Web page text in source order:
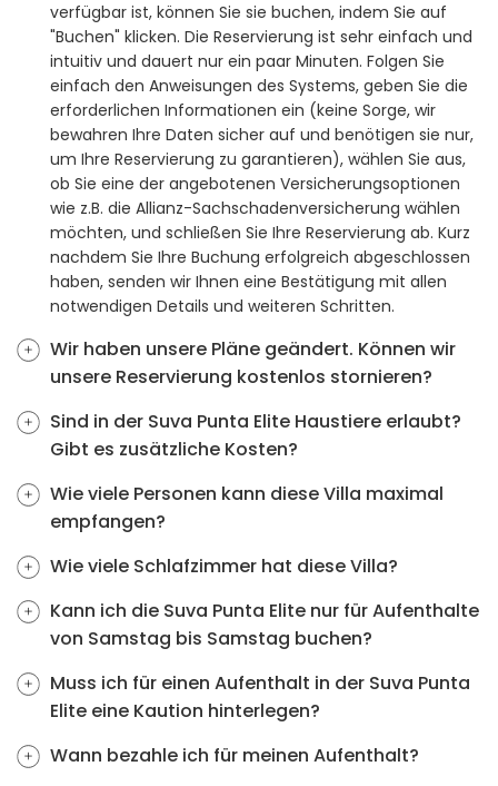
verfügbar ist, können Sie sie buchen, indem Sie auf
"Buchen" klicken. Die Reservierung ist sehr einfach und
intuitiv und dauert nur ein paar Minuten. Folgen Sie
einfach den Anweisungen des Systems, geben Sie die
erforderlichen Informationen ein (keine Sorge, wir
bewahren Ihre Daten sicher auf und benötigen sie nur,
um Ihre Reservierung zu garantieren), wählen Sie aus,
ob Sie eine der angebotenen Versicherungsoptionen
wie z.B. die Allianz-Sachschadenversicherung wählen
möchten, und schließen Sie Ihre Reservierung ab. Kurz
nachdem Sie Ihre Buchung erfolgreich abgeschlossen
haben, senden wir Ihnen eine Bestätigung mit allen
notwendigen Details und weiteren Schritten.
Wir haben unsere Pläne geändert. Können wir
unsere Reservierung kostenlos stornieren?
Sind in der Suva Punta Elite Haustiere erlaubt?
Gibt es zusätzliche Kosten?
Wie viele Personen kann diese Villa maximal
empfangen?
Wie viele Schlafzimmer hat diese Villa?
Kann ich die Suva Punta Elite nur für Aufenthalte
von Samstag bis Samstag buchen?
Muss ich für einen Aufenthalt in der Suva Punta
Elite eine Kaution hinterlegen?
Wann bezahle ich für meinen Aufenthalt?